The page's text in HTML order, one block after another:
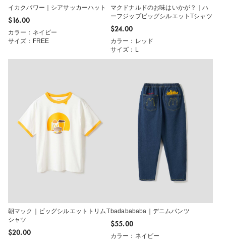
イカクパワー｜シアサッカーハット
$‌16.00
カラー：ネイビー
サイズ：FREE
マクドナルドのお味はいかが？｜ハ
ーフジップビッグシルエットTシャツ
$‌24.00
カラー：レッド
サイズ：L
朝マック｜ビッグシルエットトリムT
シャツ
$‌20.00
badabababa｜デニムパンツ
$‌55.00
カラー：ネイビー